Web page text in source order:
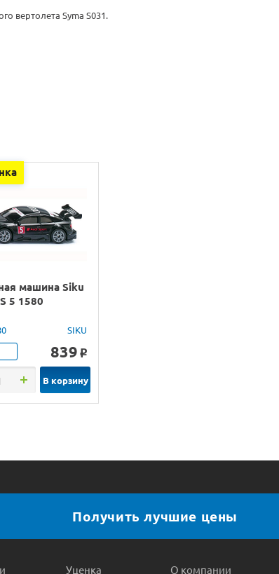
вертолета Syma S031.
машина Siku
5 1580
SIKU
839 o
В корзину
Получить лучшие цены
Уценка О компании